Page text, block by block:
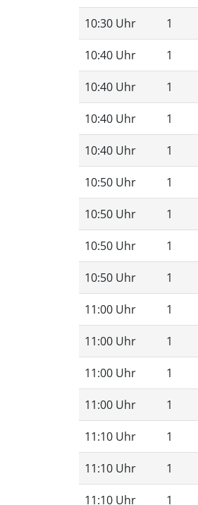
10:30 Uhr 1
10:40 Uhr 1
10:40 Uhr 1
10:40 Uhr 1
10:40 Uhr 1
10:50 Uhr 1
10:50 Uhr 1
10:50 Uhr 1
10:50 Uhr 1
11:00 Uhr 1
11:00 Uhr 1
11:00 Uhr 1
11:00 Uhr 1
11:10 Uhr 1
11:10 Uhr 1
11:10 Uhr 1